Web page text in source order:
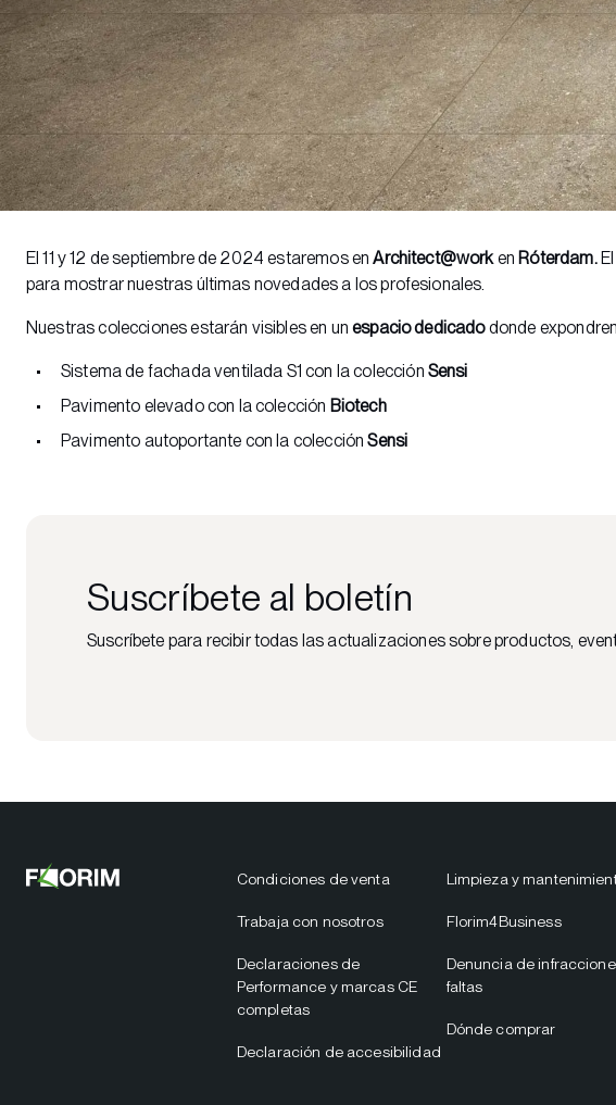
El 11 y 12 de septiembre de 2024 estaremos enArchitect@worken Róterdam.El
para mostrar nuestras últimas novedades a los profesionales.
Nuestras colecciones estarán visibles en unespacio dedicadodonde
Sistema de fachada ventilada S1 con la colección Sensi
Pavimento elevado con la colección Biotech
Pavimento autoportante con la colecciónSensi
Suscríbete al boletín
Suscríbete para recibir todas las actualizaciones sobre productos,
Condiciones de venta
Trabaja con nosotros
Declaraciones de
Performance y marcas CE
completas
Declaración de accesibilidad
Limpieza y
Florim4Business
Denuncia de
faltas
Dónde comprar